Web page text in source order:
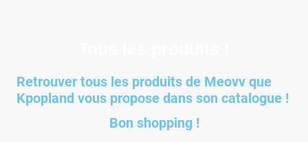
Retrouver tous les produits de Meovv que
Kpopland vous propose dans son catalogue !
Bon shopping !